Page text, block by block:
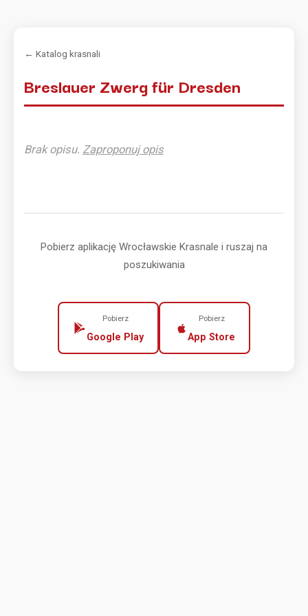
← Katalog krasnali
Breslauer Zwerg für Dresden
Brak opisu. Zaproponuj opis
Pobierz aplikację Wrocławskie Krasnale i ruszaj na
poszukiwania
Pobierz
Google Play
Pobierz
App Store